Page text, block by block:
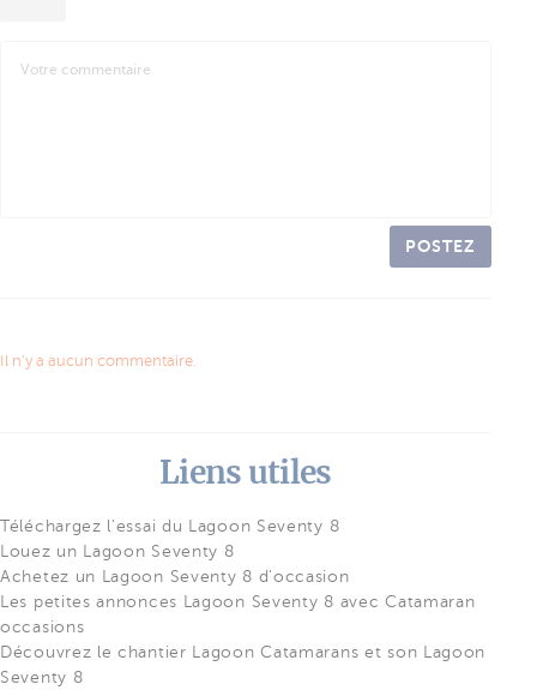
POSTEZ
Il n'y a aucun commentaire.
Liens utiles
Téléchargez l'essai du Lagoon Seventy 8
Louez un Lagoon Seventy 8
Achetez un Lagoon Seventy 8 d'occasion
Les petites annonces Lagoon Seventy 8 avec Catamaran
occasions
Découvrez le chantier Lagoon Catamarans et son Lagoon
Seventy 8